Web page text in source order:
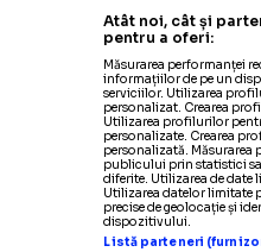
Atât noi, cât și
pentru a oferi:
Măsurarea performanței
informațiilor de pe un
serviciilor. Utilizarea
personalizat. Crearea
Utilizarea profilurilor
personalizate. Crearea
personalizată.
publicului prin statistici
diferite. Utilizarea de date
Utilizarea datelor limitate
precise de geolocație și
dispozitivului.
Listă parteneri